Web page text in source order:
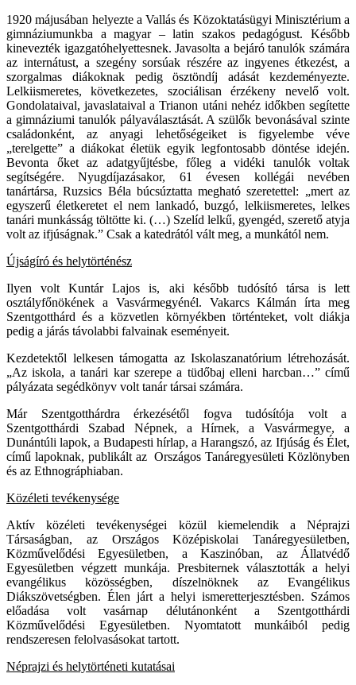
1920 májusában helyezte a Vallás és Közoktatásügyi Minisztérium a
gimnáziumunkba a magyar – latin szakos pedagógust. Később
kinevezték igazgatóhelyettesnek. Javasolta a bejáró tanulók számára
az internátust, a szegény sorsúak részére az ingyenes étkezést, a
szorgalmas diákoknak pedig ösztöndíj adását kezdeményezte.
Lelkiismeretes, következetes, szociálisan érzékeny nevelő volt.
Gondolataival, javaslataival a Trianon utáni nehéz időkben segítette
a gimnáziumi tanulók pályaválasztását. A szülők bevonásával szinte
családonként, az anyagi lehetőségeiket is figyelembe véve
„terelgette” a diákokat életük egyik legfontosabb döntése idején.
Bevonta őket az adatgyűjtésbe, főleg a vidéki tanulók voltak
segítségére. Nyugdíjazásakor, 61 évesen kollégái nevében
tanártársa, Ruzsics Béla búcsúztatta megható szeretettel: „mert az
egyszerű életkeretet el nem lankadó, buzgó, lelkiismeretes, lelkes
tanári munkásság töltötte ki. (…) Szelíd lelkű, gyengéd, szerető atyja
volt az ifjúságnak.” Csak a katedrától vált meg, a munkától nem.
Újságíró és helytörténész
Ilyen volt Kuntár Lajos is, aki később tudósító társa is lett
osztályfőnökének a Vasvármegyénél. Vakarcs Kálmán írta meg
Szentgotthárd és a közvetlen környékben történteket, volt diákja
pedig a járás távolabbi falvainak eseményeit.
Kezdetektől lelkesen támogatta az Iskolaszanatórium létrehozását.
„Az iskola, a tanári kar szerepe a tüdőbaj elleni harcban…” című
pályázata segédkönyv volt tanár társai számára.
Már Szentgotthárdra érkezésétől fogva tudósítója volt a
Szentgotthárdi Szabad Népnek, a Hírnek, a Vasvármegye, a
Dunántúli lapok, a Budapesti hírlap, a Harangszó, az Ifjúság és Élet,
című lapoknak, publikált az Országos Tanáregyesületi Közlönyben
és az Ethnográphiaban.
Közéleti tevékenysége
Aktív közéleti tevékenységei közül kiemelendik a Néprajzi
Társaságban, az Országos Középiskolai Tanáregyesületben,
Közművelődési Egyesületben, a Kaszinóban, az Állatvédő
Egyesületben végzett munkája. Presbiternek választották a helyi
evangélikus közösségben, díszelnöknek az Evangélikus
Diákszövetségben. Élen járt a helyi ismeretterjesztésben. Számos
előadása volt vasárnap délutánonként a Szentgotthárdi
Közművelődési Egyesületben. Nyomtatott munkáiból pedig
rendszeresen felolvasásokat tartott.
Néprajzi és helytörténeti kutatásai